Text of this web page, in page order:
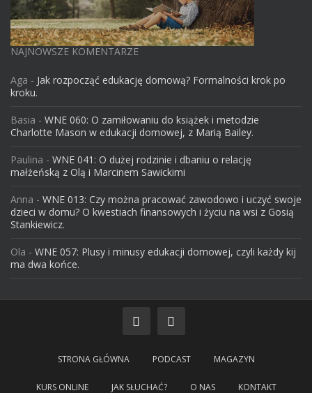
NAJNOWSZE KOMENTARZE
Aga - Jak rozpocząć edukację domową? Formalności krok po
kroku.
Basia - WNE 060: O zamiłowaniu do książek i metodzie
Charlotte Mason w edukacji domowej, z Marią Bailey.
Paulina - WNE 041: O dużej rodzinie i dbaniu o relację
małżeńską z Olą i Marcinem Sawickimi
Anna - WNE 013: Czy można pracować zawodowo i uczyć swoje
dzieci w domu? O kwestiach finansowych i życiu na wsi z Gosią
Stankiewicz.
Ola - WNE 057: Plusy i minusy edukacji domowej, czyli każdy kij
ma dwa końce.
STRONA GŁÓWNA PODCAST MAGAZYN
KURS ONLINE JAK SŁUCHAĆ? O NAS KONTAKT